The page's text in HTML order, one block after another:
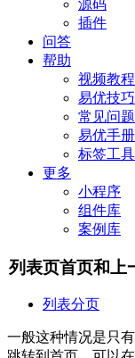
源码
插件
问答
帮助
视频教程
易优技巧
常见问题
易优手册
标签工具
更多
小程序
组件库
案例库
列表页首页和上
列表分页
一般这种情况是只